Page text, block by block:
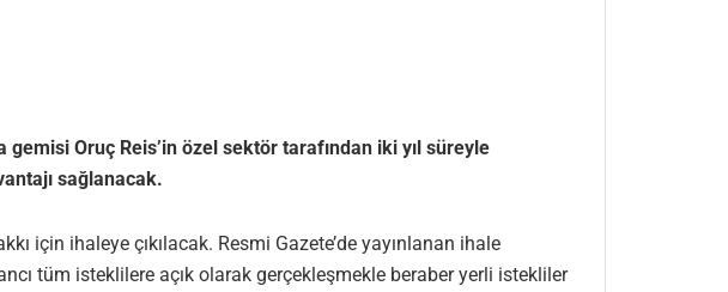
Oruç Reis’in özel sektör tarafından iki yıl süreyle
sağlanacak.
için ihaleye çıkılacak. Resmi Gazete’de yayınlanan ihale
tüm isteklilere açık olarak gerçekleşmekle beraber yerli istekliler